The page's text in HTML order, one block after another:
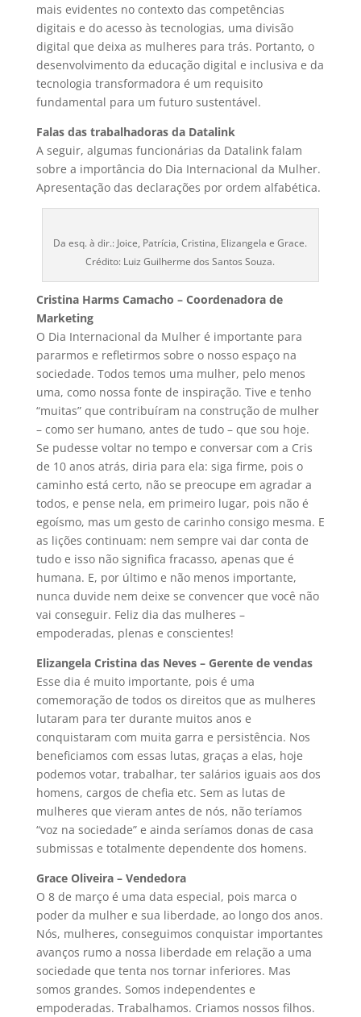
mais evidentes no contexto das competências
digitais e do acesso às tecnologias, uma divisão
digital que deixa as mulheres para trás. Portanto, o
desenvolvimento da educação digital e inclusiva e da
tecnologia transformadora é um requisito
fundamental para um futuro sustentável.
Falas das trabalhadoras da Datalink
A seguir, algumas funcionárias da Datalink falam
sobre a importância do Dia Internacional da Mulher.
Apresentação das declarações por ordem alfabética.
Da esq. à dir.: Joice, Patrícia, Cristina, Elizangela e Grace.
Crédito: Luiz Guilherme dos Santos Souza.
Cristina Harms Camacho – Coordenadora de
Marketing
O Dia Internacional da Mulher é importante para
pararmos e refletirmos sobre o nosso espaço na
sociedade. Todos temos uma mulher, pelo menos
uma, como nossa fonte de inspiração. Tive e tenho
“muitas” que contribuíram na construção de mulher
– como ser humano, antes de tudo – que sou hoje.
Se pudesse voltar no tempo e conversar com a Cris
de 10 anos atrás, diria para ela: siga firme, pois o
caminho está certo, não se preocupe em agradar a
todos, e pense nela, em primeiro lugar, pois não é
egoísmo, mas um gesto de carinho consigo mesma. E
as lições continuam: nem sempre vai dar conta de
tudo e isso não significa fracasso, apenas que é
humana. E, por último e não menos importante,
nunca duvide nem deixe se convencer que você não
vai conseguir. Feliz dia das mulheres –
empoderadas, plenas e conscientes!
Elizangela Cristina das Neves – Gerente de vendas
Esse dia é muito importante, pois é uma
comemoração de todos os direitos que as mulheres
lutaram para ter durante muitos anos e
conquistaram com muita garra e persistência. Nos
beneficiamos com essas lutas, graças a elas, hoje
podemos votar, trabalhar, ter salários iguais aos dos
homens, cargos de chefia etc. Sem as lutas de
mulheres que vieram antes de nós, não teríamos
“voz na sociedade” e ainda seríamos donas de casa
submissas e totalmente dependente dos homens.
Grace Oliveira – Vendedora
O 8 de março é uma data especial, pois marca o
poder da mulher e sua liberdade, ao longo dos anos.
Nós, mulheres, conseguimos conquistar importantes
avanços rumo a nossa liberdade em relação a uma
sociedade que tenta nos tornar inferiores. Mas
somos grandes. Somos independentes e
empoderadas. Trabalhamos. Criamos nossos filhos.